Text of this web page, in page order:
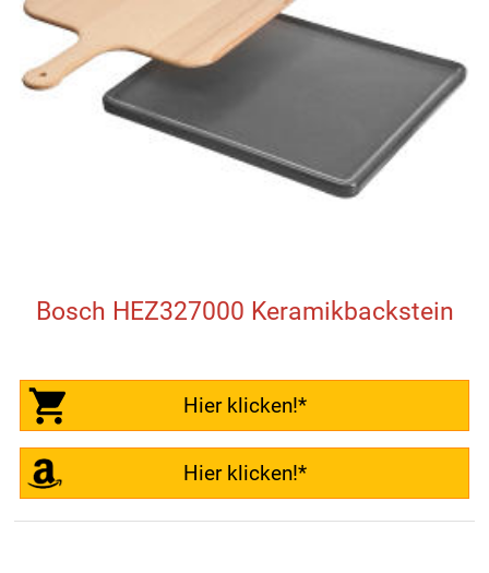
Bosch HEZ327000 Keramikbackstein
Hier klicken!*
Hier klicken!*